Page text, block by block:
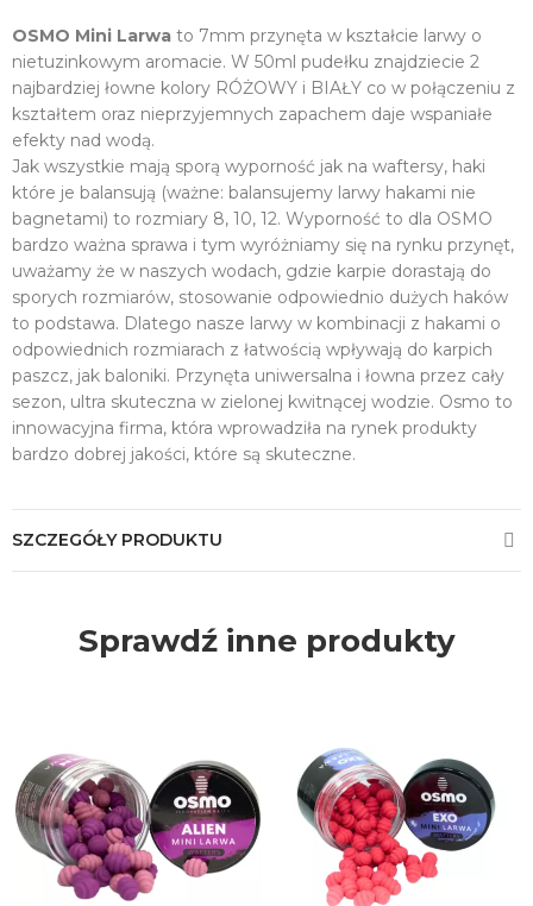
OSMO Mini Larwa to 7mm przynęta w kształcie larwy o
nietuzinkowym aromacie. W 50ml pudełku znajdziecie 2
najbardziej łowne kolory RÓŻOWY i BIAŁY co w połączeniu z
kształtem oraz nieprzyjemnych zapachem daje wspaniałe
efekty nad wodą.
Jak wszystkie mają sporą wyporność jak na waftersy, haki
które je balansują (ważne: balansujemy larwy hakami nie
bagnetami) to rozmiary 8, 10, 12. Wyporność to dla OSMO
bardzo ważna sprawa i tym wyróżniamy się na rynku przynęt,
uważamy że w naszych wodach, gdzie karpie dorastają do
sporych rozmiarów, stosowanie odpowiednio dużych haków
to podstawa. Dlatego nasze larwy w kombinacji z hakami o
odpowiednich rozmiarach z łatwością wpływają do karpich
paszcz, jak baloniki. Przynęta uniwersalna i łowna przez cały
sezon, ultra skuteczna w zielonej kwitnącej wodzie. Osmo to
innowacyjna firma, która wprowadziła na rynek produkty
bardzo dobrej jakości, które są skuteczne.
SZCZEGÓŁY PRODUKTU
Sprawdź inne produkty